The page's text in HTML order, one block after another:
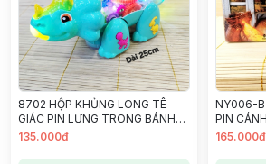
8702 HỘP KHỦNG LONG TÊ
GIÁC PIN LƯNG TRONG BÁNH
RĂNG GEAR DINOSAUR
135.000đ
NY006-B
PIN
165.000đ